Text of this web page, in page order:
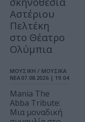
Αστέριου
Πελτέκη
στο Θέατρο
Ολύμπια
ΜΟΥΣΙΚΗ / ΜΟΥΣΙΚΑ
ΝΕΑ 07.08.2026 | 19.04
Mania The
Abba Tribute:
Μια μοναδική